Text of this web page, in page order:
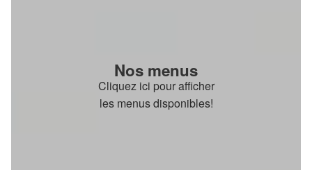
Nos menus
Cliquez ici pour afficher
les menus disponibles!